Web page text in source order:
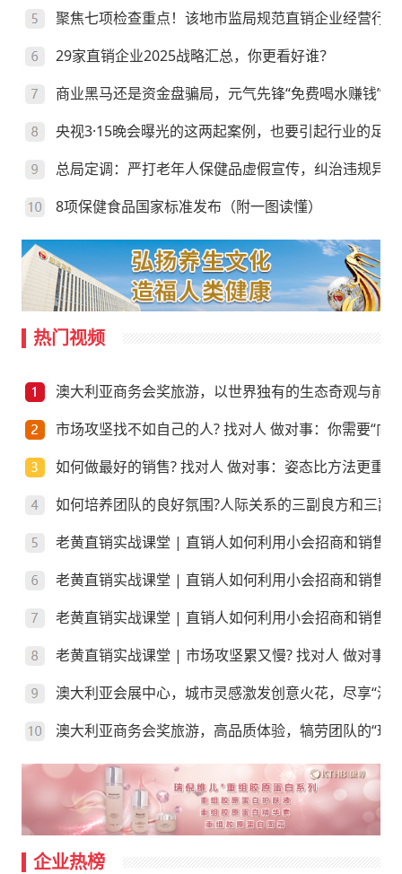
聚焦七项检查重点！该地市监局规范直销企业经营行为
29家直销企业2025战略汇总，你更看好谁？
商业黑马还是资金盘骗局，元气先锋“免费喝水赚钱”靠
央视3·15晚会曝光的这两起案例，也要引起行业的足
总局定调：严打老年人保健品虚假宣传，纠治违规异
8项保健食品国家标准发布（附一图读懂）
热门视频
澳大利亚商务会奖旅游，以世界独有的生态奇观与前
市场攻坚找不如自己的人? 找对人 做对事：你需要“向
如何做最好的销售? 找对人 做对事：姿态比方法更重要!
如何培养团队的良好氛围?人际关系的三副良方和三副
老黄直销实战课堂 | 直销人如何利用小会招商和销售
老黄直销实战课堂 | 直销人如何利用小会招商和销售
老黄直销实战课堂 | 直销人如何利用小会招商和销售
老黄直销实战课堂 | 市场攻坚累又慢? 找对人 做对事
澳大利亚会展中心，城市灵感激发创意火花，尽享“澳”
澳大利亚商务会奖旅游，高品质体验，犒劳团队的“玩”
企业热榜